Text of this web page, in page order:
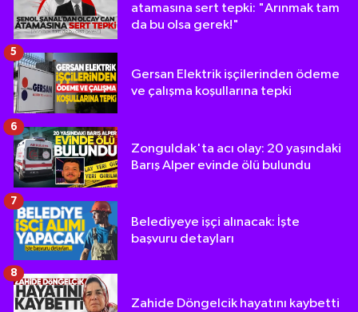
atamasına sert tepki: "Arınmak tam
da bu olsa gerek!"
Gersan Elektrik işçilerinden ödeme
ve çalışma koşullarına tepki
5
Zonguldak'ta acı olay: 20 yaşındaki
Barış Alper evinde ölü bulundu
6
Belediyeye işçi alınacak: İşte
başvuru detayları
7
Zahide Döngelcik hayatını kaybetti
8